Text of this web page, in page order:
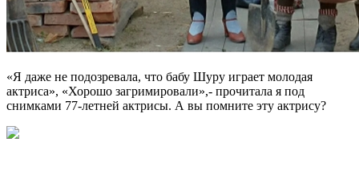
«Я даже не подозревала, что бабу Шуру играет молодая
актриса», «Хорошо загримировали»,- прочитала я под
снимками 77-летней актрисы. А вы помните эту актрису?